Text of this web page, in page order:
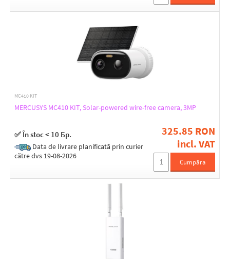
MC410 KIT
MERCUSYS MC410 KIT, Solar-powered wire-free camera, 3MP
✅ În stoc < 10 Бр.
Data de livrare planificată prin curier
către dvs 19-08-2026
325.85 RON
incl. VAT
Cumpăra